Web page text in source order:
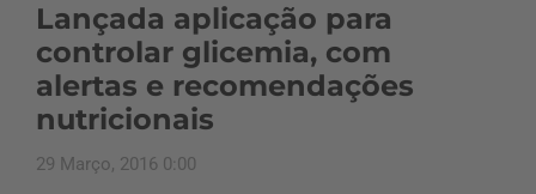
Lançada aplicação para
controlar glicemia, com
alertas e recomendações
nutricionais
29 Março, 2016 0:00